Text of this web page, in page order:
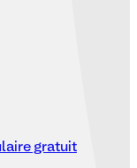
gratuit